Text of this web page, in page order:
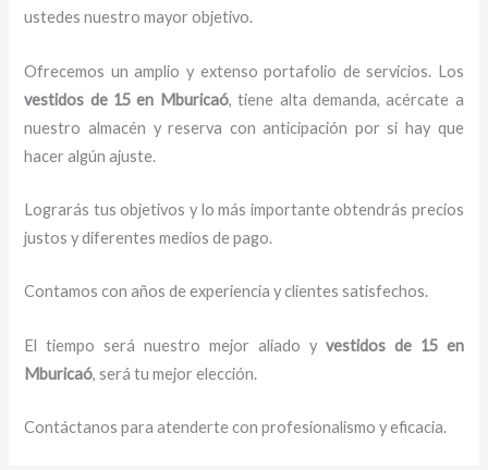
ustedes nuestro mayor objetivo.
Ofrecemos un amplio y extenso portafolio de servicios. Los
vestidos de 15en Mburicaó, tiene alta demanda, acércate a
nuestro almacén y reserva con anticipación por si hay que
hacer algún ajuste.
Lograrás tus objetivos y lo más importante obtendrás precios
justos y diferentes medios de pago.
Contamos con años de experiencia y clientes satisfechos.
El tiempo será nuestro mejor aliado y vestidos de 15 en
Mburicaó, será tu mejor elección.
Contáctanos para atenderte con profesionalismo y eficacia.